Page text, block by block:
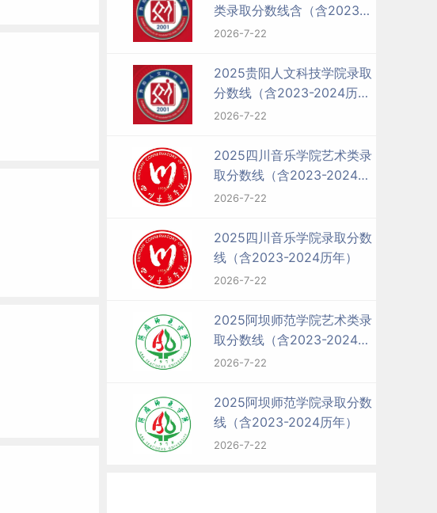
类录取分数线含（含2023-
2024历年）
2026-7-22
2025贵阳人文科技学院录取
分数线（含2023-2024历
年）
2026-7-22
2025四川音乐学院艺术类录
取分数线（含2023-2024历
年）
2026-7-22
2025四川音乐学院录取分数
线（含2023-2024历年）
2026-7-22
2025阿坝师范学院艺术类录
取分数线（含2023-2024历
年）
2026-7-22
2025阿坝师范学院录取分数
线（含2023-2024历年）
2026-7-22